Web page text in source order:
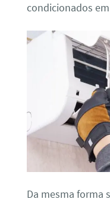
condicionados
Da mesma forma